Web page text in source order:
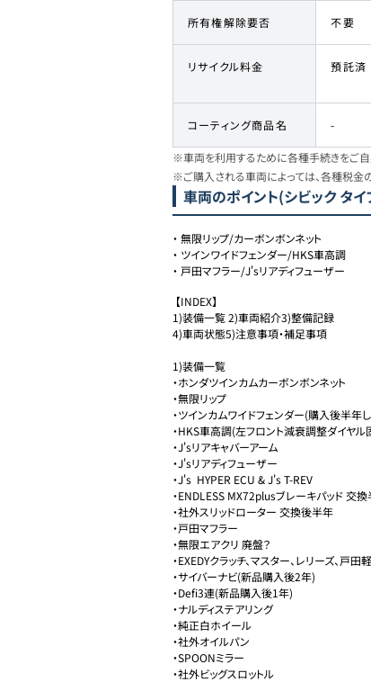
所有権解除要否 不要
リサイクル料金 預託済
コーティング商品名 -
※車両を利用するために各種手続きをご自
※ご購入される車両によっては、各種税金
車両のポイント(シビック タイ
・ 無限リップ/カーボンボンネット
・ ツインワイドフェンダー/HKS車高調
・ 戸田マフラー/J'sリアディフューザー
1)装備一覧 2)車両紹介3)整備記録
4)車両状態5)注意事項・補足事項
1)装備一覧
・ホンダツインカムカーボンボンネット
・無限リップ
・ツインカムワイドフェンダー(購入後半年
・HKS車高調(左フロント減衰調整ダイヤル
・J'sリアキャバーアーム
・J'sリアディフューザー
・J's  HYPER ECU & J's T-REV
・ENDLESS MX72plusブレーキパッド 交
・社外スリッドローター 交換後半年
・戸田マフラー
・無限エアクリ 廃盤？
・EXEDYクラッチ、マスター、レリーズ、戸
・サイバーナビ(新品購入後2年)
・Defi3連(新品購入後1年)
・ナルディステアリング
・純正白ホイール
・社外オイルパン
・SPOONミラー
・社外ビッグスロットル